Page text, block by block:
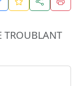
TROUBLANT